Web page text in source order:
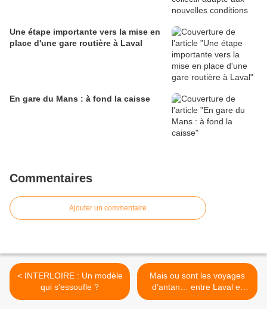
Une étape importante vers la mise en
place d'une gare routière à Laval
En gare du Mans : à fond la caisse
Commentaires
Ajouter un commentaire
< INTERLOIRE : Un modèle
qui s'essoufle ?
Mais ou sont les voyages
d’antan… entre Laval et
Rennes ? >